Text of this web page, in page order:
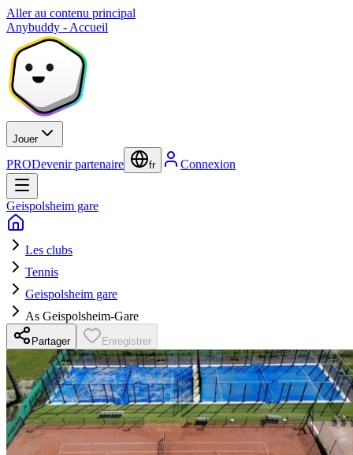
Aller au contenu principal
Anybuddy - Accueil
Jouer
PRODevenir partenaire fr Connexion
Geispolsheim gare
Les clubs
Tennis
Geispolsheim gare
As Geispolsheim-Gare
Partager Enregistrer